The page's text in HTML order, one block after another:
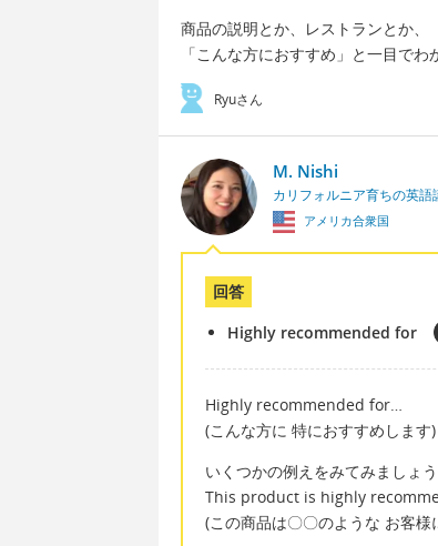
商品の説明とか、レストランとか、
「こんな方におすすめ」と一目で
Ryuさん
M. Nishi
カリフォルニア育ちの英語
アメリカ合衆国
回答
Highly recommended for
Highly recommended for…
(こんな方に 特におすすめします)
いくつかの例えをみてみましょう
This product is highly
(この商品は〇〇のような お客様